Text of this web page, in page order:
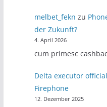
melbet_fekn zu
der Zukunft?
4. April 2026
cum primesc
Delta executor official
Firephone
12. Dezember 2025